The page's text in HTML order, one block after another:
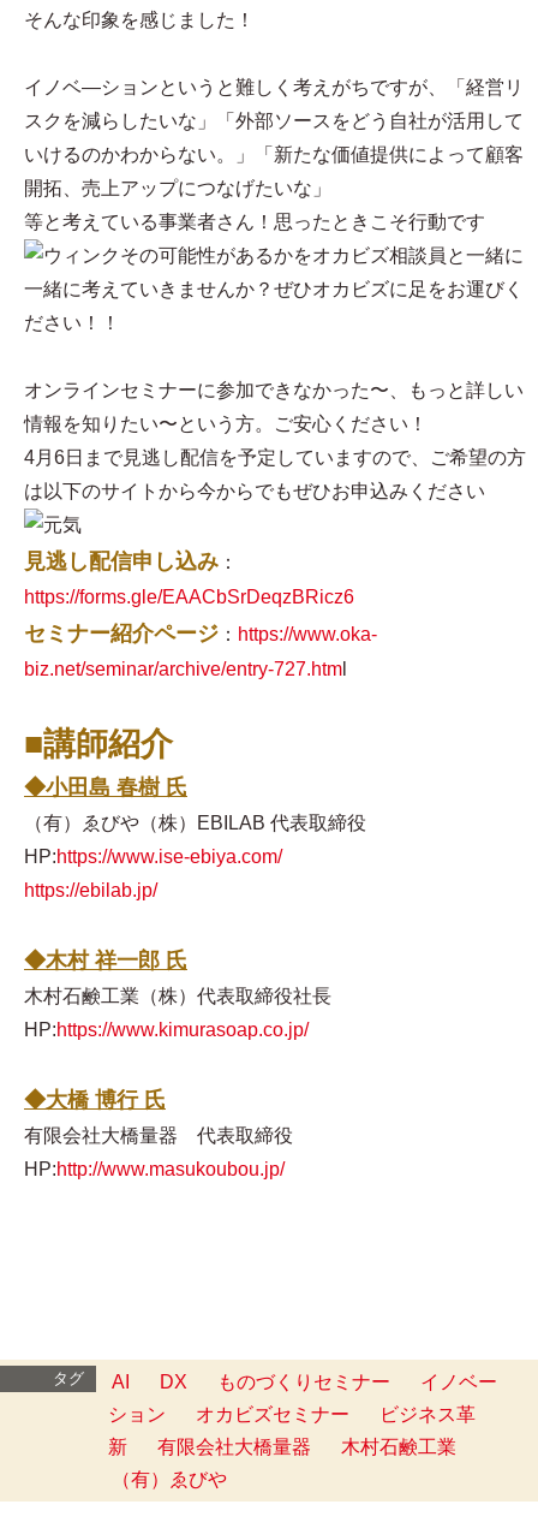
そんな印象を感じました！
イノベ―ションというと難しく考えがちですが、「経営リ
スクを減らしたいな」「外部ソースをどう自社が活用して
いけるのかわからない。」「新たな価値提供によって顧客
開拓、売上アップにつなげたいな」
等と考えている事業者さん！思ったときこそ行動です
その可能性があるかをオカビズ相談員と一緒に
一緒に考えていきませんか？ぜひオカビズに足をお運びく
ださい！！
オンラインセミナーに参加できなかった〜、もっと詳しい
情報を知りたい〜という方。ご安心ください！
4月6日まで見逃し配信を予定していますので、ご希望の方
は以下のサイトから今からでもぜひお申込みください
見逃し配信申し込み ：
https://forms.gle/EAACbSrDeqzBRicz6
セミナー紹介ページ ： https://www.oka-
biz.net/seminar/archive/entry-727.htm
■講師紹介
◆小田島 春樹 氏
（有）ゑびや（株）EBILAB 代表取締役
HP:https://www.ise-ebiya.com/
https://ebilab.jp/
◆木村 祥一郎 氏
木村石鹸工業（株）代表取締役社長
HP:https://www.kimurasoap.co.jp/
◆大橋 博行 氏
有限会社大橋量器 代表取締役
HP:http://www.masukoubou.jp/
タグ AI DX ものづくりセミナー
イノベー
ション
オカビズセミナー
ビジネス革
新
有限会社大橋量器
木村石鹸工業
（有）ゑびや